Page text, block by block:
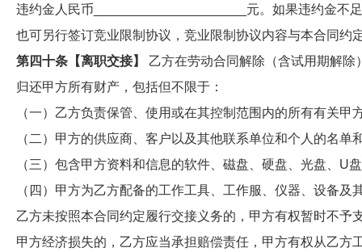
违约金人民币_____________________元。如果违约金不
也可另行签订竞业限制协议，竞业限制协议内容与本合同约
第四十条【离职交接】
乙方在劳动合同解除（含试用期解
归还甲方所有财产，包括但不限于：
（一）乙方负责保管、使用或在其控制范围内的所有有关
（二）甲方的供应商、客户以及其他联系单位和个人的名单
（三）包含甲方资料和信息的软件、磁盘、硬盘、光盘、U
（四）甲方为乙方配备的工作工具、工作服、仪器、设备及
乙方未按照本合同约定履行交接义务的，甲方有权暂时不
甲方经济损失的，乙方应当承担赔偿责任，甲方有权从乙